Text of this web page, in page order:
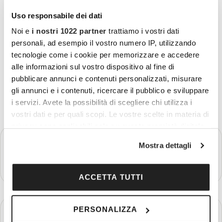
Uso responsabile dei dati
Noi e i nostri 1022 partner trattiamo i vostri dati
personali, ad esempio il vostro numero IP, utilizzando
tecnologie come i cookie per memorizzare e accedere
alle informazioni sul vostro dispositivo al fine di
pubblicare annunci e contenuti personalizzati, misurare
gli annunci e i contenuti, ricercare il pubblico e sviluppare
i servizi. Avete la possibilità di scegliere chi utilizza i
vostri dati e per quali scopi. Le vostre scelte in materia di
modificare o revocare il proprio consenso in qualsiasi
momento dalla Dichiarazione sui cookie o facendo clic
sull'icona di attivazione della privacy.
Con il tuo consenso, vorremmo anche:
raccogliere informazioni sulla tua posizione
Mostra dettagli
ACCETTA TUTTI
PERSONALIZZA
Più dettagli
Casablanca - Meknes - Volubilis - Fès